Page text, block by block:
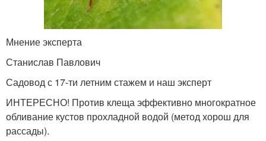
Мнение эксперта
Станислав Павлович
Садовод с 17-ти летним стажем и наш эксперт
ИНТЕРЕСНО! Против клеща эффективно многократное
обливание кустов прохладной водой (метод хорош для
рассады).